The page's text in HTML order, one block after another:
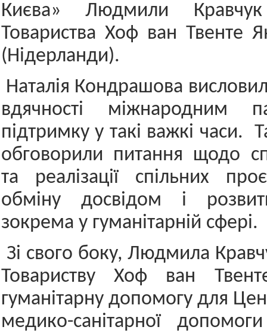
Києва» Людмили
Товариства Хоф ван Твенте
(Нідерланди).
Наталія Кондрашова
вдячності міжнародним
підтримку у такі важкі часи.
обговорили питання щодо
та реалізації спільних
обміну досвідом і
зокрема у гуманітарній сфері.
Зі свого боку, Людмила
Товариству Хоф ван
гуманітарну допомогу для
медико-санітарної